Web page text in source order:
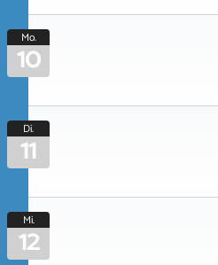
Mo.
10
Di.
11
Mi.
12